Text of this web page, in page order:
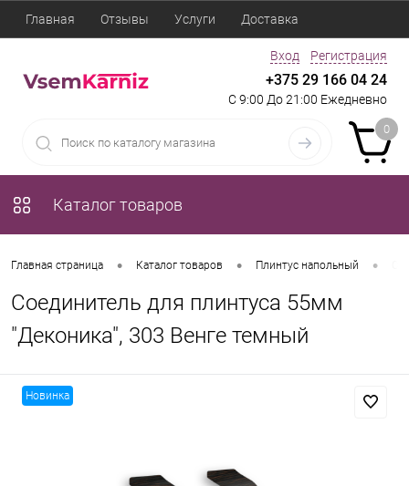
Главная Отзывы Услуги Доставка
Вход Регистрация
+375 29 166 04 24
С 9:00 До 21:00 Ежедневно
0
Каталог товаров
Главная страница • Каталог товаров • Плинтус напольный •
Соединитель для плинтуса 55мм
"Деконика", 303 Венге темный
Новинка